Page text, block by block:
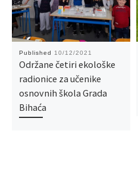
Published 10/12/2021
Održane četiri ekološke
radionice za učenike
osnovnih škola Grada
Bihaća